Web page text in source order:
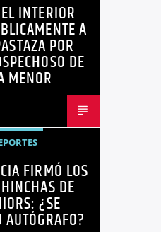
NOTICIAS
INTERIOR
A
POR
DE
MENOR
FÚTBOLFIRMÓ LOS
DE
¿SE